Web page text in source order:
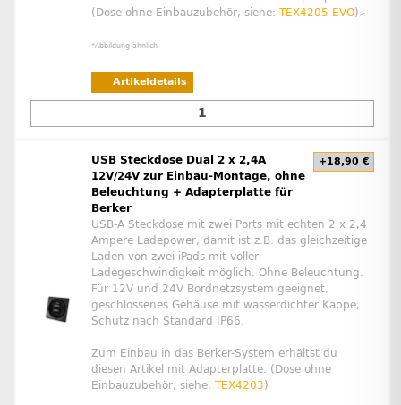
(Dose ohne Einbauzubehör, siehe: TEX4205-EVO) >
*Abbildung ähnlich
Artikeldetails
USB Steckdose Dual 2 x 2,4A
12V/24V zur Einbau-Montage, ohne
Beleuchtung + Adapterplatte für
Berker
+18,90 €
USB-A Steckdose mit zwei Ports mit echten 2 x 2,4
Ampere Ladepower, damit ist z.B. das gleichzeitige
Laden von zwei iPads mit voller
Ladegeschwindigkeit möglich. Ohne Beleuchtung.
Für 12V und 24V Bordnetzsystem geeignet,
geschlossenes Gehäuse mit wasserdichter Kappe,
Schutz nach Standard IP66.
Zum Einbau in das Berker-System erhältst du
diesen Artikel mit Adapterplatte. (Dose ohne
Einbauzubehör, siehe: TEX4203)